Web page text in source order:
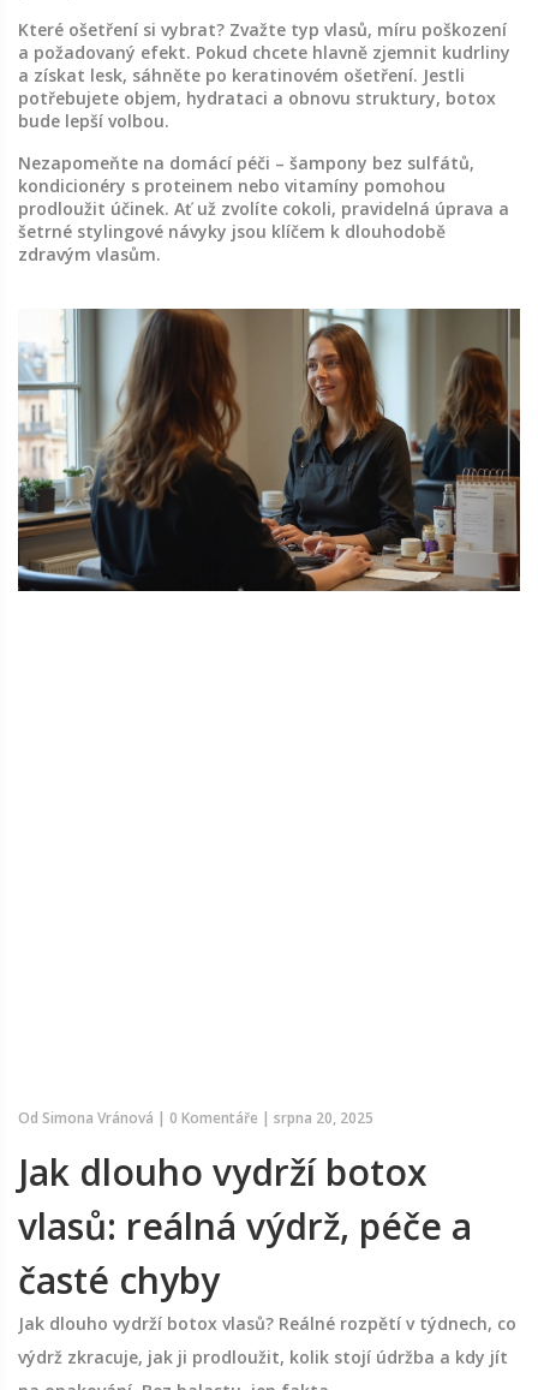
Které ošetření si vybrat? Zvažte typ vlasů, míru poškození
a požadovaný efekt. Pokud chcete hlavně zjemnit kudrliny
a získat lesk, sáhněte po keratinovém ošetření. Jestli
potřebujete objem, hydrataci a obnovu struktury, botox
bude lepší volbou.
Nezapomeňte na domácí péči – šampony bez sulfátů,
kondicionéry s proteinem nebo vitamíny pomohou
prodloužit účinek. Ať už zvolíte cokoli, pravidelná úprava a
šetrné stylingové návyky jsou klíčem k dlouhodobě
zdravým vlasům.
Od Simona Vránová | 0 Komentáře | srpna 20, 2025
Jak dlouho vydrží botox
vlasů: reálná výdrž, péče a
časté chyby
Jak dlouho vydrží botox vlasů? Reálné rozpětí v týdnech, co
výdrž zkracuje, jak ji prodloužit, kolik stojí údržba a kdy jít